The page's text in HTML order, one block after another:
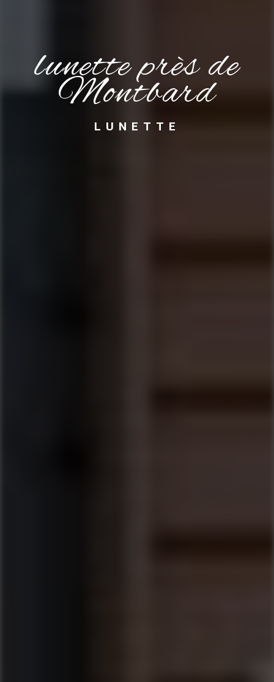
lunette près de
Montbard
LUNETTE